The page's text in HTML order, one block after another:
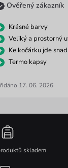
Ověřený zákazník
Krásné barvy
Veliký a prostorný
Ke kočárku jde
Termo kapsy
17. 06. 2026
skladem